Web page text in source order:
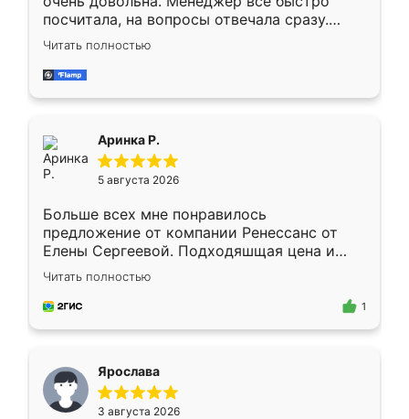
посчитала, на вопросы отвечала сразу.
Замерщик приехал в субботу, подошёл к
делу со всей ответственностью. Собрали
за день, ребята работали аккуратно, даже
Читать полностью
Аринка Р.
5 августа 2026
Больше всех мне понравилось
предложение от компании Ренессанс от
Елены Сергеевой. Подходяшщая цена и
короткие сроки изготовления. Приехавший
для замера сотрудник Владислав
предложил по моему эскизу самый
Читать полностью
1
Ярослава
3 августа 2026